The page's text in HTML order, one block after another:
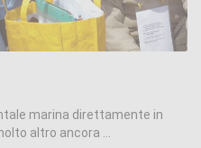
marina direttamente in
altro ancora ...